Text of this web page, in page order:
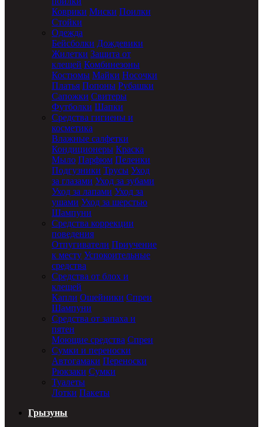
Коврики Миски Поилки
Стойки
Одежда
Бейсболки Дождевики
Жилетки Защита от
клещей Комбинезоны
Костюмы Майки Носочки
Платья Попоны Рубашки
Сапожки Свитеры
Футболки Шапки
Средства гигиены и
косметика
Влажные салфетки
Кондиционеры Краска
Мыло Парфюм Пеленки
Подгузники Трусы Уход
за глазами Уход за зубами
Уход за лапами Уход за
ушами Уход за шерстью
Шампуни
Средства коррекции
поведения
Отпугиватели Приучение
к месту Успокоительные
средства
Средства от блох и
клещей
Капли Ошейники Спреи
Шампуни
Средства от запаха и
пятен
Моющие средства Спреи
Сумки и переноски
Автогамаки Переноски
Рюкзаки Сумки
Туалеты
Лотки Пакеты
Грызуны